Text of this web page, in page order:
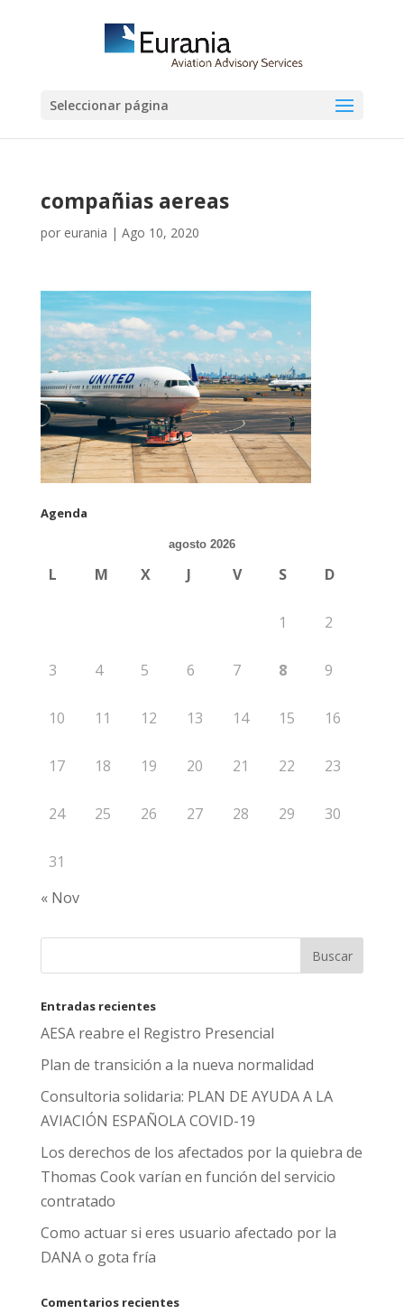
Seleccionar página
compañias aereas
por eurania | Ago 10, 2020
Agenda
agosto 2026
L M X J V S D
1 2
3 4 5 6 7 8 9
10 11 12 13 14 15 16
17 18 19 20 21 22 23
24 25 26 27 28 29 30
31
« Nov
Entradas recientes
AESA reabre el Registro Presencial
Plan de transición a la nueva normalidad
Consultoria solidaria: PLAN DE AYUDA A LA
AVIACIÓN ESPAÑOLA COVID-19
Los derechos de los afectados por la quiebra de
Thomas Cook varían en función del servicio
contratado
Como actuar si eres usuario afectado por la
DANA o gota fría
Comentarios recientes